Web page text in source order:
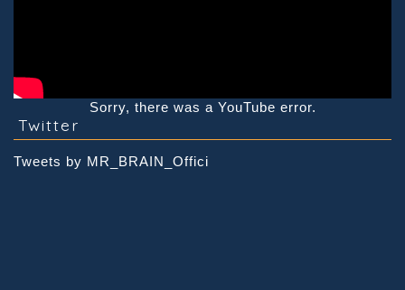
Sorry, there was a YouTube error.
Twitter
Tweets by MR_BRAIN_Offici